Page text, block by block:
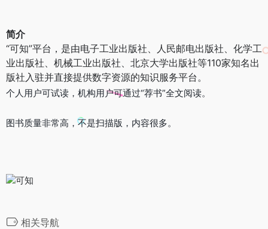
简介
“可知”平台，是由电子工业出版社、人民邮电出版社、化学工
业出版社、机械工业出版社、北京大学出版社等110家知名出
版社入驻并直接提供数字资源的知识服务平台。
个人用户可试读，机构用户可通过“荐书”全文阅读。
图书质量非常高，不是扫描版，内容很多。
相关导航